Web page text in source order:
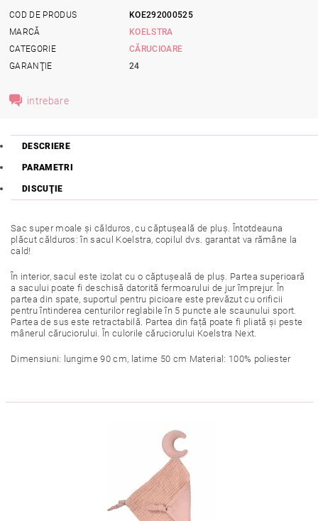
COD DE PRODUS
KOE292000525
MARCĂ
KOELSTRA
CATEGORIE
CĂRUCIOARE
GARANŢIE
24
intrebare
DESCRIERE
PARAMETRI
DISCUŢIE
Sac super moale și călduros, cu căptușeală de pluș. Întotdeauna
plăcut călduros: în sacul Koelstra, copilul dvs. garantat va rămâne la
cald!
În interior, sacul este izolat cu o căptușeală de pluș. Partea superioară
a sacului poate fi deschisă datorită fermoarului de jur împrejur. În
partea din spate, suportul pentru picioare este prevăzut cu orificii
pentru întinderea centurilor reglabile în 5 puncte ale scaunului sport.
Partea de sus este retractabilă. Partea din față poate fi pliată și peste
mânerul căruciorului. În culorile căruciorului Koelstra Next.
Dimensiuni: lungime 90 cm, latime 50 cm Material: 100% poliester